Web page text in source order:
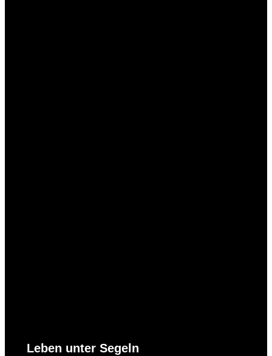
Leben unter Segeln